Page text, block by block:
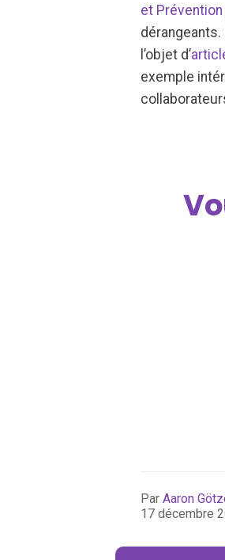
et Prévention
l’objet d’
exemple
ParAaron
17 décembre